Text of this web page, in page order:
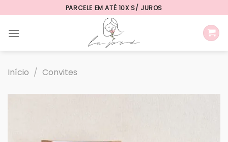
to
content
PARCELE EM ATÉ 10X S/ JUROS
Início / Convites